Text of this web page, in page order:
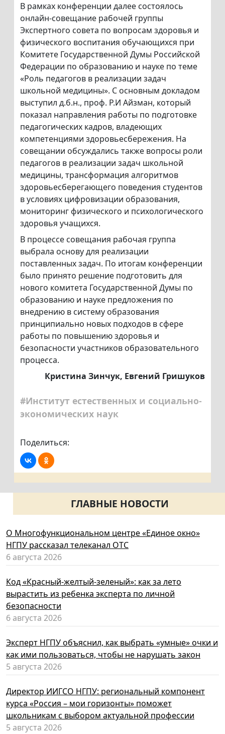
В рамках конференции далее состоялось
онлайн-совещание рабочей группы
Экспертного совета по вопросам здоровья и
физического воспитания обучающихся при
Комитете Государственной Думы Российской
Федерации по образованию и науке по теме
«Роль педагогов в реализации задач
школьной медицины». С основным докладом
выступил д.б.н., проф. Р.И Айзман, который
показал направления работы по подготовке
педагогических кадров, владеющих
компетенциями здоровьесбережения. На
совещании обсуждались также вопросы роли
педагогов в реализации задач школьной
медицины, трансформация алгоритмов
здоровьесберегающего поведения студентов
в условиях цифровизации образования,
мониторинг физического и психологического
здоровья учащихся.
В процессе совещания рабочая группа
выбрала основу для реализации
поставленных задач. По итогам конференции
было принято решение подготовить для
нового комитета Государственной Думы по
образованию и науке предложения по
внедрению в систему образования
принципиально новых подходов в сфере
работы по повышению здоровья и
безопасности участников образовательного
процесса.
Кристина Зинчук, Евгений Гришуков
#Институт естественных и социально-
экономических наук
Поделиться:
ГЛАВНЫЕ НОВОСТИ
О Многофункциональном центре «Единое окно»
НГПУ рассказал телеканал ОТС
6 августа 2026
Код «Красный-желтый-зеленый»: как за лето
вырастить из ребенка эксперта по личной
безопасности
6 августа 2026
Эксперт НГПУ объяснил, как выбрать «умные» очки и
как ими пользоваться, чтобы не нарушать закон
5 августа 2026
Директор ИИГСО НГПУ: региональный компонент
курса «Россия – мои горизонты» поможет
школьникам с выбором актуальной профессии
5 августа 2026